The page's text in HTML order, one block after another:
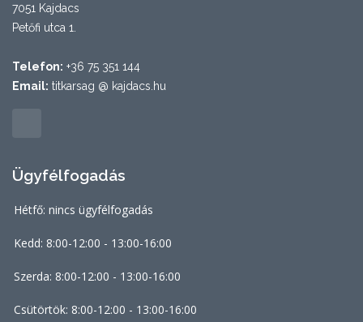
7051 Kajdacs
Petőfi utca 1.
Telefon: +36 75 351 144
Email: titkarsag @ kajdacs.hu
Ügyfélfogadás
Hétfő: nincs ügyfélfogadás
Kedd: 8:00-12:00 - 13:00-16:00
Szerda: 8:00-12:00 - 13:00-16:00
Csütörtök: 8:00-12:00 - 13:00-16:00